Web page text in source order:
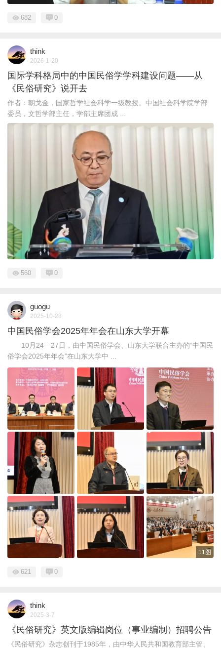
682 0
think
2026-1-20
国际学科格局中的中国民俗学学科建设问题——从
《民俗研究》说开去
作者：朝戈金，国家哲学社会科学一级教授。中国社会科学院学部
委员，文哲学部主任，学部主席团成 ...
560 0
guogu
2025-10-28
中国民俗学会2025年年会在山东大学开幕
10月24—27日，由中国民俗学会、山东大学联合主办的“中国民
俗学会2025年年会”在山东大学中 ...
11图
621 0
think
2025-3-7
《民俗研究》英文版编辑岗位（事业编制）招聘公告
《民俗研究》杂志创刊于1985年，由中华人民共和国教育部主管、